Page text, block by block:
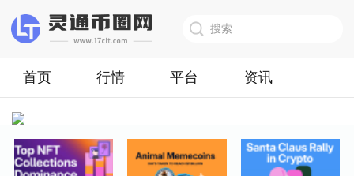
首页 行情 平台 资讯